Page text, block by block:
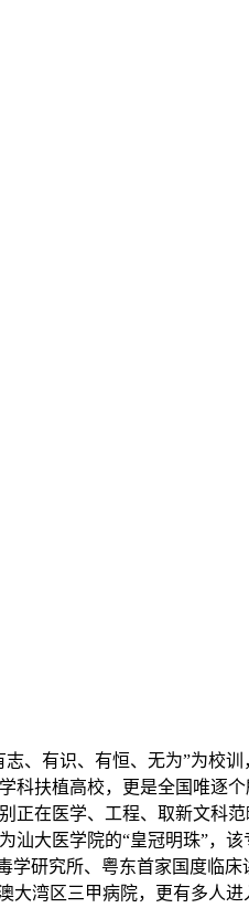
有识、有恒、无为”为校
扶植高校，更是全国唯逐
在医学、工程、取新文科
汕大医学院的“皇冠明珠”，
研究所、粤东首家国度临
湾区三甲病院，更有多人